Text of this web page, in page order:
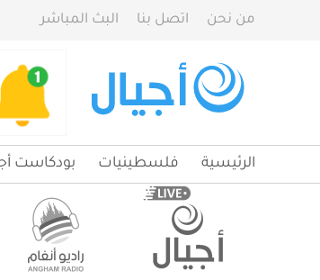
من نحن اتصل بنا البث المباشر
الرئيسية فلسطينيات بودكاست